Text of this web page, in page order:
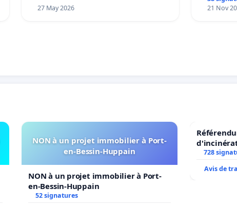
27 May 2026
21 Nov
NON à un projet immobilier à Port-
en-Bessin-Huppain
NON à un projet immobilier à Port-
en-Bessin-Huppain
52 signatures
728
Avis de